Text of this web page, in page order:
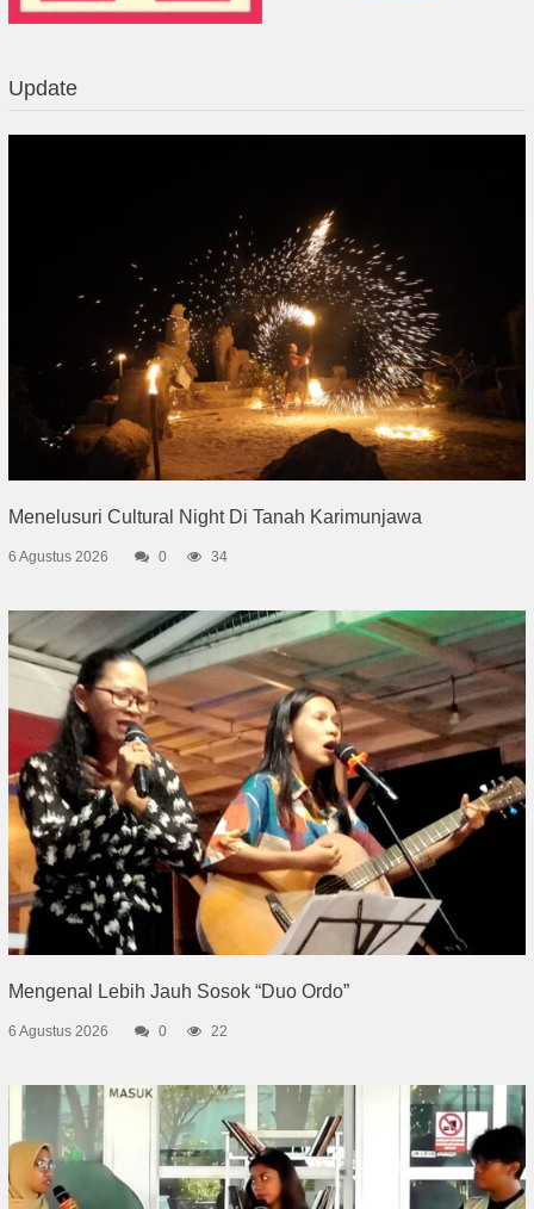
Update
Menelusuri Cultural Night Di Tanah Karimunjawa
6 Agustus 2026 0 34
Mengenal Lebih Jauh Sosok “Duo Ordo”
6 Agustus 2026 0 22